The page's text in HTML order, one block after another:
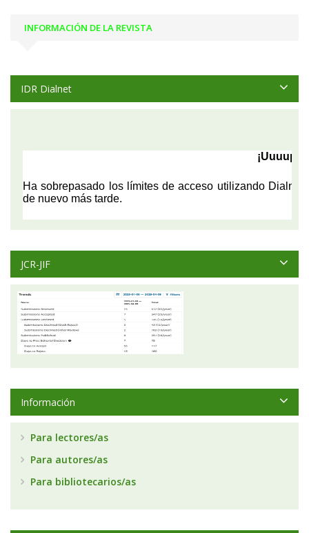
INFORMACIÓN DE LA REVISTA
IDR Dialnet
JCR-JIF
Información
Para lectores/as
Para autores/as
Para bibliotecarios/as